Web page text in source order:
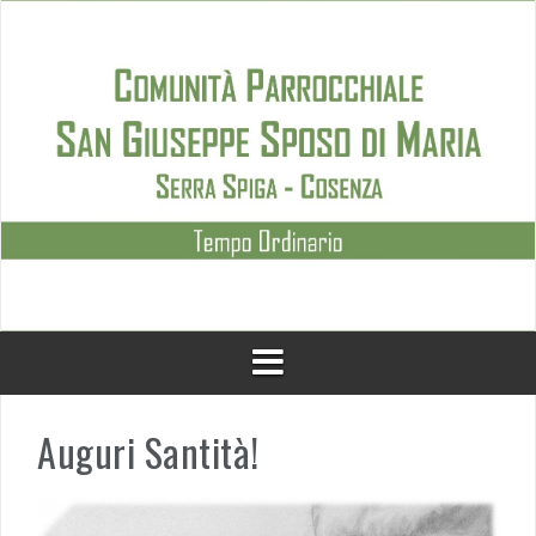
Auguri Santità!